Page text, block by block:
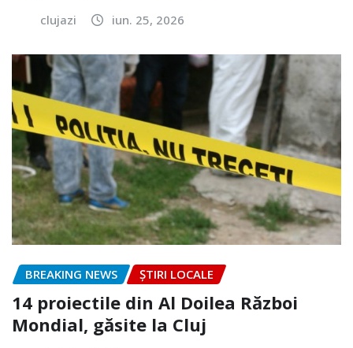
clujazi iun. 25, 2026
BREAKING NEWS ȘTIRI LOCALE
14 proiectile din Al Doilea Război
Mondial, găsite la Cluj